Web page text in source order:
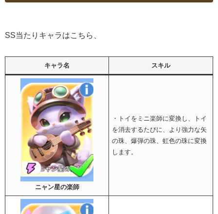
SS当たりキャラはこちら、
キャラ名 スキル
ニャン星の楽師
・トイをミニ楽師に変換し、トイ
を消去するたびに、より強力な矢
の珠、爆弾の珠、虹色の珠に変換
します。